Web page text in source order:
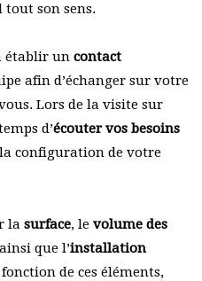
tout son sens.
établir un contact
afin d’échanger sur votre
Lors de la visite sur
d’écouter vos besoins
configuration de votre
la surface, le volume des
ainsi que l’installation
de ces éléments,